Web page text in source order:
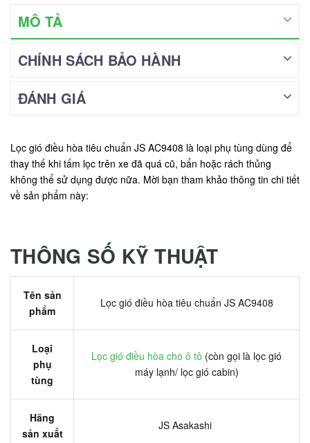
MÔ TẢ
CHÍNH SÁCH BẢO HÀNH
ĐÁNH GIÁ
Lọc gió điều hòa tiêu chuẩn JS AC9408 là loại phụ tùng dùng để
thay thế khi tấm lọc trên xe đã quá cũ, bẩn hoặc rách thủng
không thể sử dụng được nữa. Mời bạn tham khảo thông tin chi tiết
về sản phẩm này:
THÔNG SỐ KỸ THUẬT
Tên sản
phẩm
Lọc gió điều hòa tiêu chuẩn JS AC9408
Loại
phụ
tùng
Lọc gió điều hòa cho ô tô (còn gọi là lọc gió
máy lạnh/ lọc gió cabin)
Hãng
sản xuất
JS Asakashi